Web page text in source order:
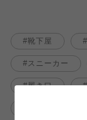
靴下屋
スニーカー
履き口